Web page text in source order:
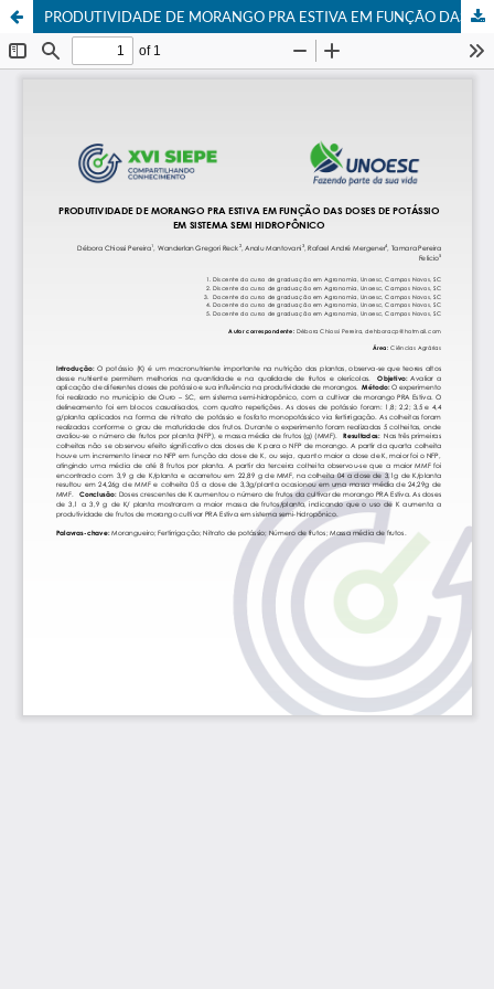
PRODUTIVIDADE DE MORANGO PRA ESTIVA EM FUNÇÃO DAS DOSES DE POTÁSSIO EM SISTEMA SEMI HIDROPÔNICO